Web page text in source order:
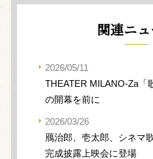
関連ニ
2026/05/11
THEATER MILANO-Za「
の開幕を前に
2026/03/26
鴈治郎、壱太郎、シネマ
完成披露上映会に登場